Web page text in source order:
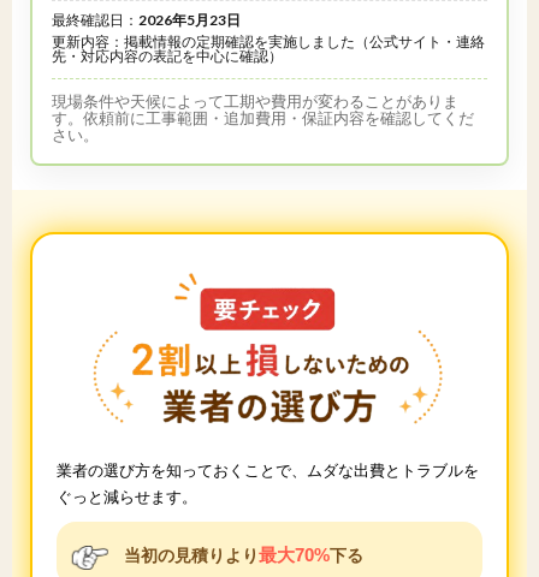
最終確認日： 2026年5月23日
更新内容：掲載情報の定期確認を実施しました（公式サイト・連絡
先・対応内容の表記を中心に確認）
現場条件や天候によって工期や費用が変わることがありま
す。依頼前に工事範囲・追加費用・保証内容を確認してくだ
さい。
業者の選び方を知っておくことで、ムダな出費とトラブルを
ぐっと減らせます。
当初の見積りより最大70%下る